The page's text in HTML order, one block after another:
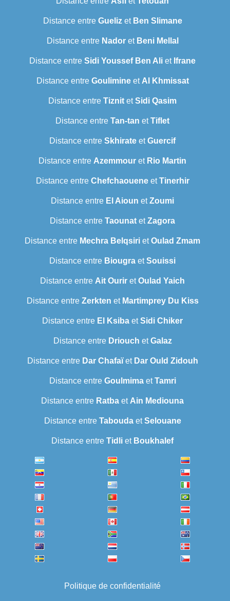
Distance entre Guelizet Ben Slimane
Distance entre Nadoret Beni Mellal
Distance entre Sidi Youssef Ben Ali et Ifrane
Distance entre Goulimineet Al Khmissat
Distance entre Tiznit etSidi Qasim
Distance entre Tan-tan etTiflet
Distance entre Skhirate etGuercif
Distance entre Azemmour et Rio Martin
Distance entre ChefchaoueneetTinerhir
Distance entre El Aioun etZoumi
Distance entre Taounat etZagora
Distance entre Mechra Belqsiri etOulad Zmam
Distance entre Biougra etSouissi
Distance entre Ait Ourir etOulad Yaich
Distance entre Zerkten et Martimprey Du Kiss
Distance entre El Ksiba etSidi Chiker
Distance entre Driouch etGalaz
Distance entre Dar Chafaïet Dar Ould Zidouh
Distance entre GoulmimaetTamri
Distance entre Ratba et Ain Mediouna
Distance entre TaboudaetSelouane
Distance entre Tidli et Boukhalef
Politique de confidentialité